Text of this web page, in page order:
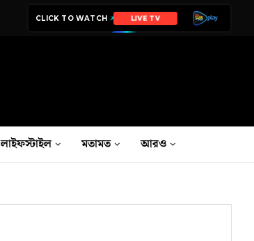
CLICK TO WATCH LIVE TV
লাইফস্টাইল মতামত আরও